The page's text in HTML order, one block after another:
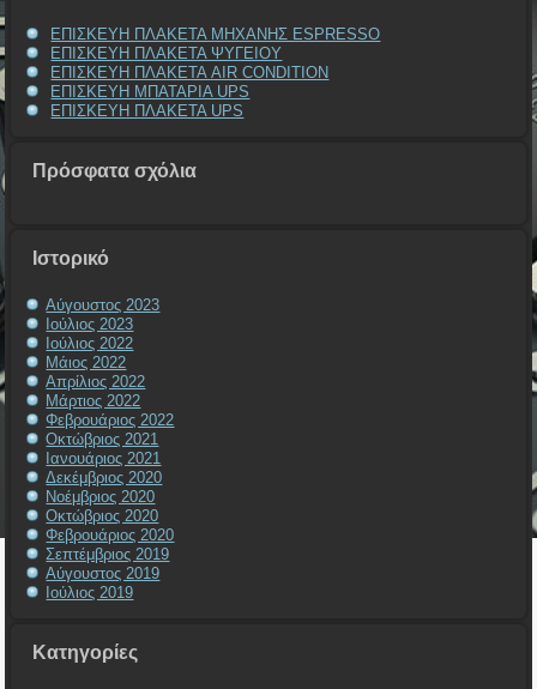
ΕΠΙΣΚΕΥΗ ΠΛΑΚΕΤΑ ΜΗΧΑΝΗΣ ESPRESSO
ΕΠΙΣΚΕΥΗ ΠΛΑΚΕΤΑ ΨΥΓΕΙΟΥ
ΕΠΙΣΚΕΥΗ ΠΛΑΚΕΤΑ AIR CONDITION
ΕΠΙΣΚΕΥΗ ΜΠΑΤΑΡΙΑ UPS
ΕΠΙΣΚΕΥΗ ΠΛΑΚΕΤΑ UPS
Πρόσφατα σχόλια
Ιστορικό
Αύγουστος 2023
Ιούλιος 2023
Ιούλιος 2022
Μάιος 2022
Απρίλιος 2022
Μάρτιος 2022
Φεβρουάριος 2022
Οκτώβριος 2021
Ιανουάριος 2021
Δεκέμβριος 2020
Νοέμβριος 2020
Οκτώβριος 2020
Φεβρουάριος 2020
Σεπτέμβριος 2019
Αύγουστος 2019
Ιούλιος 2019
Kατηγορίες